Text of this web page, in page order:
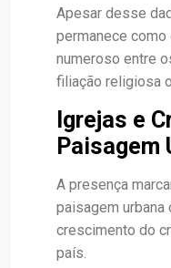
Apesar desse
permanece
numeroso entre
filiação religiosa
Igrejas e
Paisagem
A presença
paisagem urbana
crescimento do
país.